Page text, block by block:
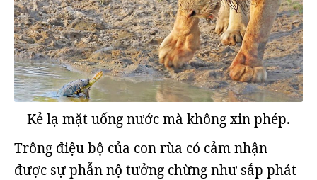
Kẻ lạ mặt uống nước mà không xin phép.
Trông điệu bộ của con rùa có cảm nhận
được sự phẫn nộ tưởng chừng như sắp phát